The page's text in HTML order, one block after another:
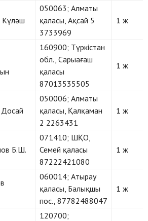
Күләш
050063; Алматы
қаласы, Ақсай 5
3733969
1 ж
160900; Түркістан
обл., Сарыағаш
қаласы
87013535505
1 ж
050006; Алматы
қаласы, Қалқаман
2 2263431
1 ж
Б.Ш.
071410; ШҚО,
Семей қаласы
87222421080
1 ж
060014; Атырау
қаласы, Балықшы
пос., 87782488047
1 ж
120700;